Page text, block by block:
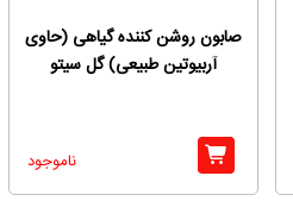
صابون روشن کننده گیاهی (حاوی
آربیوتین طبیعی) گل سیتو
ناموجود